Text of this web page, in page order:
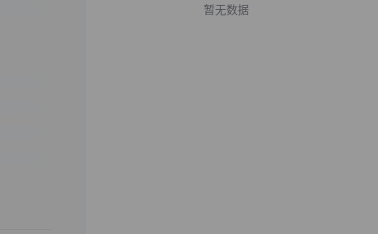
暂无数据